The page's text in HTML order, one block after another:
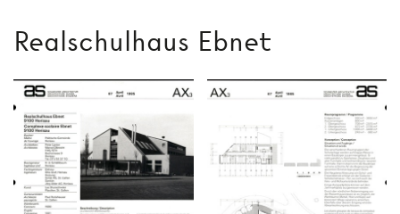
Realschulhaus Ebnet